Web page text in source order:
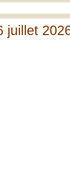
juillet